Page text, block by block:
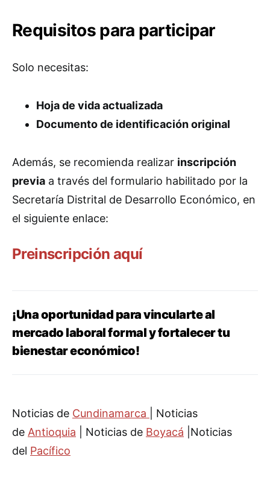
Requisitos para participar
Solo necesitas:
Hoja de vida actualizada
Documento de identificación original
Además, se recomienda realizar inscripción
previa a través del formulario habilitado por la
Secretaría Distrital de Desarrollo Económico, en
el siguiente enlace:
Preinscripción aquí
¡Una oportunidad para vincularte al
mercado laboral formal y fortalecer tu
bienestar económico!
Noticias de Cundinamarca
| Noticias
de Antioquia | Noticias de Boyacá |Noticias
del Pacífico